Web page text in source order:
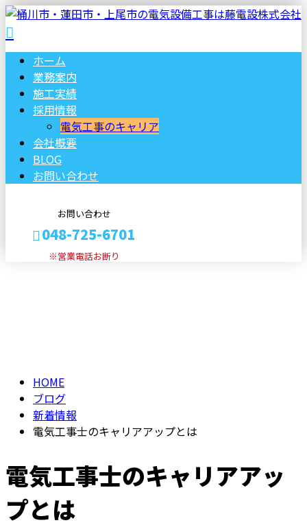
ホーム
業務案内
施工実績
採用情報
電気工事のキャリア
会社概要
BLOG
お問い合わせ
お問い合わせ
048-725-6701
※営業電話お断り
HOME
ブログ
新着情報
電気工事士のキャリアアップとは
電気工事士のキャリアアッ
プとは